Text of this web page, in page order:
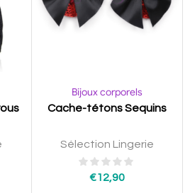
Bijoux corporels
Cache-tétons Sequins
Sélection Lingerie
€12,90